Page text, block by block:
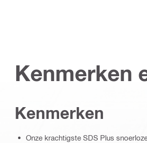
Kenmerken
Kenmerken
Onze krachtigste SDS Plus